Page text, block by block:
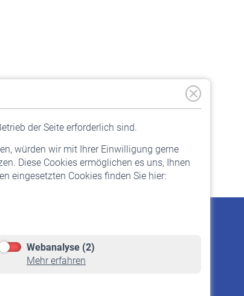
der Seite erforderlich sind.
würden wir mit Ihrer Einwilligung gerne
Diese Cookies ermöglichen es uns, Ihnen
eingesetzten Cookies finden Sie hier:
Webanalyse (2)
Mehr erfahren
beantragen